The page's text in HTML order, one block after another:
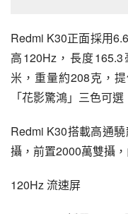
Redmi K30正面採用
高120Hz，長度
米，重量約208克，
「花影驚鴻」三色可選
Redmi K30搭載高通
攝，前置2000萬雙攝
120Hz 流速屏